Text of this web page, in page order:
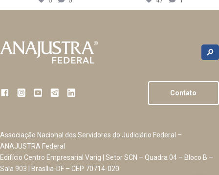
Contato
Associação Nacional dos Servidores do Judiciário Federal –
ANAJUSTRA Federal
Edifício Centro Empresarial Varig | Setor SCN – Quadra 04 – Bloco B –
Sala 903 | Brasília-DF – CEP 70714-020